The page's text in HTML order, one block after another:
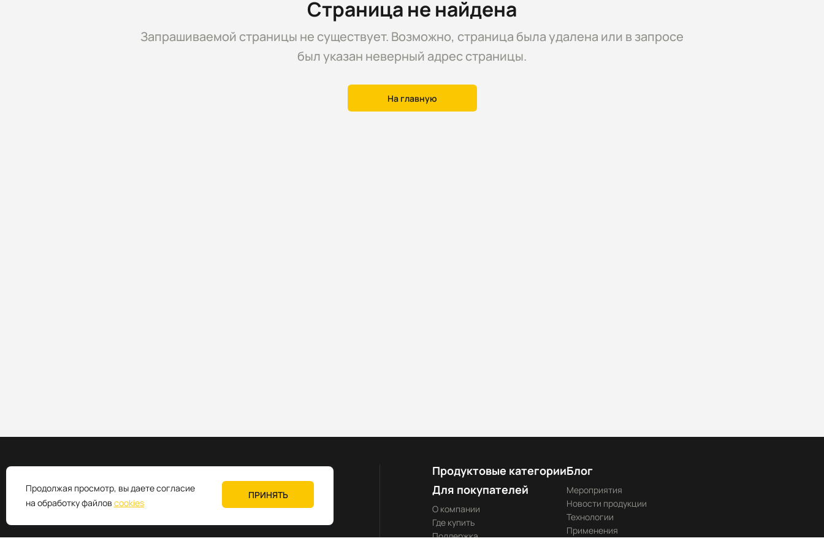
Страница не найдена
Запрашиваемой страницы не существует. Возможно, страница была удалена или в запросе
был указан неверный адрес страницы.
На главную
Промышленное коммуникационное оборудование
Продуктовые категории
Для покупателей
О компании
Где купить
Поддержка
Блог
Мероприятия
Новости продукции
Технологии
Применения
Продолжая просмотр, вы даете согласие
на обработку файлов cookies
ПРИНЯТЬ